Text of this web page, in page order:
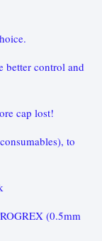
better control and
cap lost!
to
(0.5mm